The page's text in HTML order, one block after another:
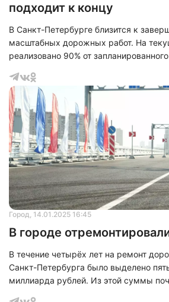
подходит к концу
В Санкт-Петербурге близится к
масштабных дорожных работ. На
реализовано 90% от
участке Октябрьской набережной,
дорожных участков, требующих от
скорости, практически сведено к
районах города приведены в порядок
общей протяженностью более 100
наиболее значимых
Город, 14.01.2025 16:45
В городе
В течение четырёх лет на ремонт
Санкт-Петербурга было выделено
миллиарда рублей. Из этой суммы